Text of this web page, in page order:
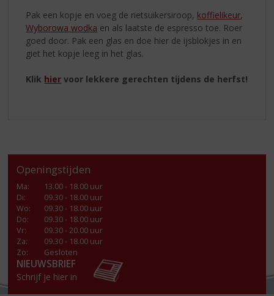
Pak een kopje en voeg de rietsuikersiroop, koffielikeur,
Wyborowa wodka en als laatste de espresso toe. Roer
goed door. Pak een glas en doe hier de ijsblokjes in en
giet het kopje leeg in het glas.
Klik hier voor lekkere gerechten tijdens de herfst!
Openingstijden
Ma:
13.00 - 18.00 uur
Di:
09.30 - 18.00 uur
Wo:
09.30 - 18.00 uur
Do:
09.30 - 18.00 uur
Vr:
09.30 - 20.00 uur
Za:
09.30 - 18.00 uur
Zo:
Gesloten
NIEUWSBRIEF
Schrijf je hier in